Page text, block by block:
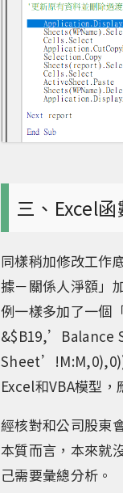
三、Excel
同樣稍加修改工作
據－關係人淨額」
例一樣多加了一個
&$B19,’Balance
Sheet’!M:M,0),0))
Excel和VBA模型
經核對和公司股東
本質而言，本來就
己需要彙總分析。